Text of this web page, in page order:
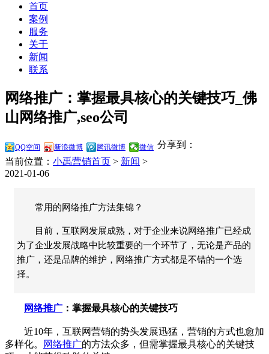
首页
案例
服务
关于
新闻
联系
网络推广：掌握最具核心的关键技巧_佛
山网络推广,seo公司
分享到：
QQ空间 新浪微博 腾讯微博 微信
当前位置： 小禹营销首页 > 新闻 >
2021-01-06
常用的网络推广方法集锦？
目前，互联网发展成熟，对于企业来说网络推广已经成
为了企业发展战略中比较重要的一个环节了，无论是产品的
推广，还是品牌的维护，网络推广方式都是不错的一个选
择。
网络推广 ：掌握最具核心的关键技巧
近10年，互联网营销的势头发展迅猛，营销的方式也愈加
多样化。
网络推广的方法众多，但需掌握最具核心的关键技